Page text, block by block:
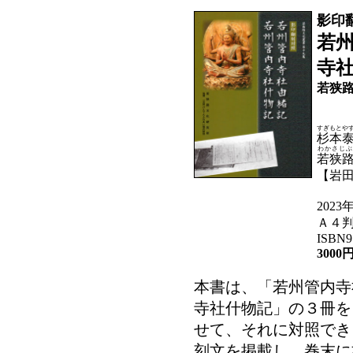
影印
若
寺
若狭
杉本
すぎもと や
若狭
わかさじ
【岩
2023
Ａ４
3000
本書は、「若州管内
寺社什物記」の３冊
せて、それに対照で